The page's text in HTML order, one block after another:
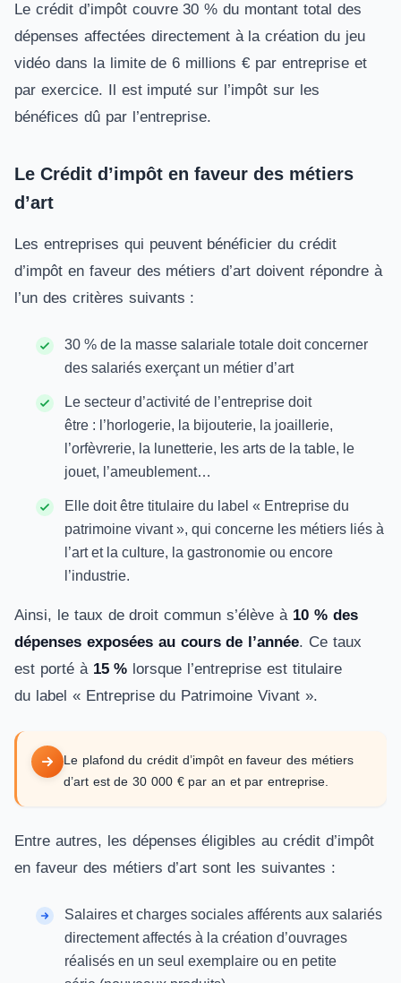
Le crédit d’impôt couvre 30 % du montant total des
dépenses affectées directement à la création du jeu
vidéo dans la limite de 6 millions € par entreprise et
par exercice. Il est imputé sur l’impôt sur les
bénéfices dû par l’entreprise.
Le Crédit d’impôt en faveur des métiers
d’art
Les entreprises qui peuvent bénéficier du crédit
d’impôt en faveur des métiers d’art doivent répondre à
l’un des critères suivants :
30 % de la masse salariale totale doit concerner
des salariés exerçant un métier d’art
Le secteur d’activité de l’entreprise doit
être : l’horlogerie, la bijouterie, la joaillerie,
l’orfèvrerie, la lunetterie, les arts de la table, le
jouet, l’ameublement…
Elle doit être titulaire du label « Entreprise du
patrimoine vivant », qui concerne les métiers liés à
l’art et la culture, la gastronomie ou encore
l’industrie.
Ainsi, le taux de droit commun s’élève à 10 % des
dépenses exposées au cours de l’année. Ce taux
est porté à 15 % lorsque l’entreprise est titulaire
du label « Entreprise du Patrimoine Vivant ».
Le plafond du crédit d’impôt en faveur des métiers
d’art est de 30 000 € par an et par entreprise.
Entre autres, les dépenses éligibles au crédit d’impôt
en faveur des métiers d’art sont les suivantes :
Salaires et charges sociales afférents aux salariés
directement affectés à la création d’ouvrages
réalisés en un seul exemplaire ou en petite